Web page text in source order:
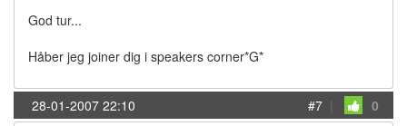
God tur...
Håber jeg joiner dig i speakers corner*G*
28-01-2007 22:10 #7 | 0